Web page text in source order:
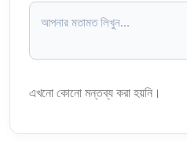
এখনো কোনো মন্তব্য করা হয়নি।